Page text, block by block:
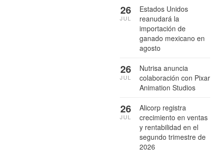
Estados Unidos
reanudará la
importación de
ganado mexicano en
agosto
26
JUL
Nutrisa anuncia
colaboración con Pixar
Animation Studios
26
JUL
Alicorp registra
crecimiento en ventas
y rentabilidad en el
segundo trimestre de
2026
26
JUL